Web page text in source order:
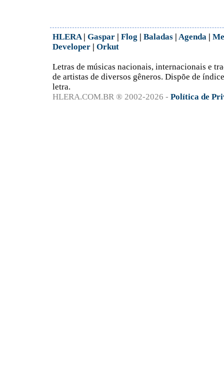
HLERA| Gaspar | Flog | Baladas | Agenda |
Developer | Orkut
Letras de músicas nacionais, internacionais e
de artistas de diversos gêneros. Dispõe de
letra.
HLERA.COM.BR ® 2002-2026 - Política de